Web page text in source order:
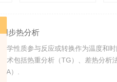
步热分析
学性质参与反应或转换作为温度和时
术包括热重分析（TG）、差热分析
）.